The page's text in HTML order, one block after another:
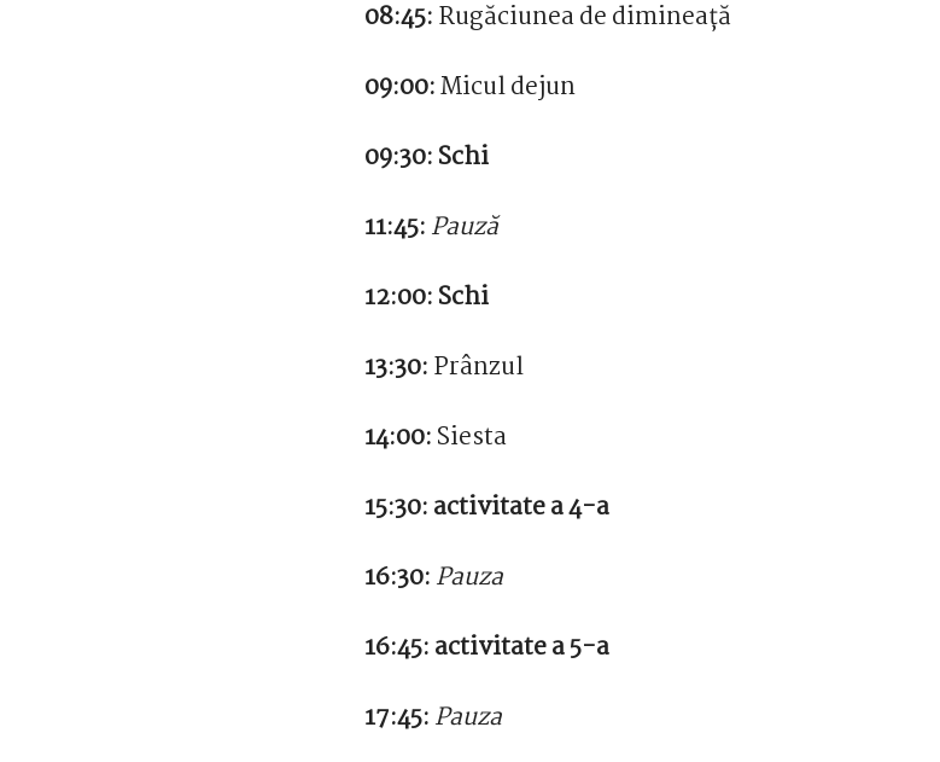
08:45:Rugăciunea de dimineață
09:00:Micul dejun
09:30: Schi
11:45:Pauză
12:00:Schi
13:30:Prânzul
14:00:Siesta
15:30:activitate a 4-a
16:30:Pauza
16:45:activitate a 5-a
17:45:Pauza